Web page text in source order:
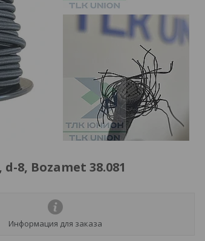
8, Bozamet 38.081
Информация для заказа